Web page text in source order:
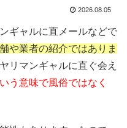
2026.08.05
ギャルに直メールなどで
や業者の紹介ではありま
ヤリマンギャルに直ぐ会え
う意味で風俗ではなく